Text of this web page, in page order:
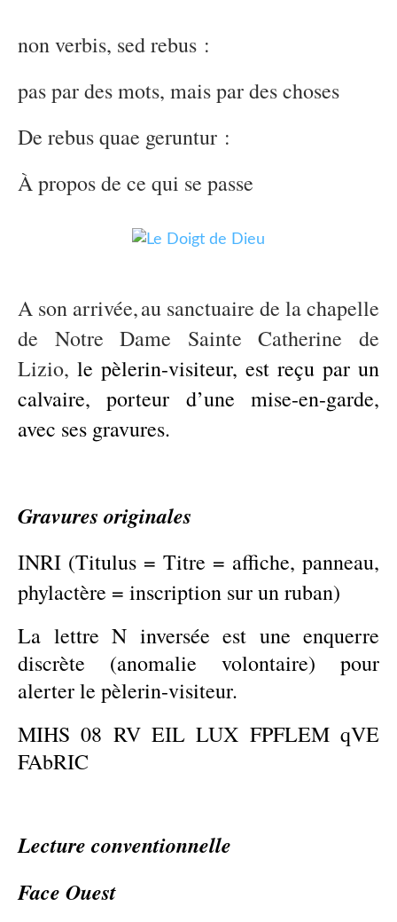
non verbis, sed rebus :
pas par des mots, mais par des choses
De rebus quae geruntur :
À propos de ce qui se passe
A son arrivée,au sanctuaire de la chapelle
de Notre Dame Sainte Catherine de
Lizio, le pèlerin-visiteur, est reçu par un
calvaire, porteur d’une mise-en-garde,
avec ses gravures.
Gravures originales
INRI (Titulus = Titre = affiche, panneau,
phylactère = inscription sur un ruban)
La lettre N inversée est une enquerre
discrète (anomalie volontaire) pour
alerter le pèlerin-visiteur.
MIHS 08 RV EIL LUX FPFLEM qVE
FAbRIC
Lecture conventionnelle
Face Ouest